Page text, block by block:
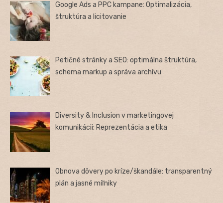
Google Ads a PPC kampane: Optimalizácia,
štruktúra a licitovanie
Petičné stránky a SEO: optimálna štruktúra,
schema markup a správa archívu
Diversity & Inclusion v marketingovej
komunikácii: Reprezentácia a etika
Obnova dôvery po kríze/škandále: transparentný
plán a jasné míľniky